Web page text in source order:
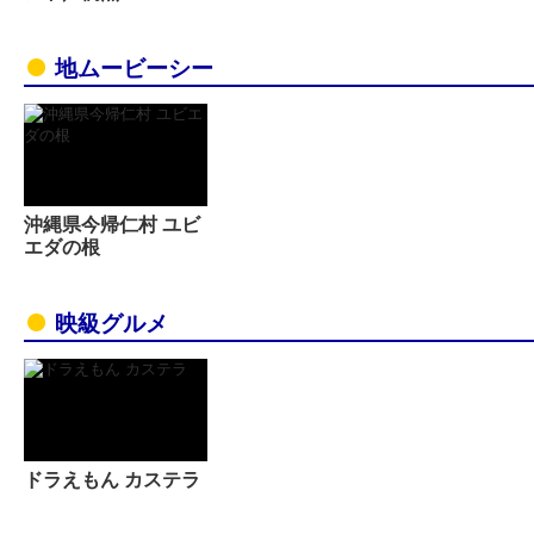
地ムービーシー
沖縄県今帰仁村 ユビ
エダの根
映級グルメ
ドラえもん カステラ